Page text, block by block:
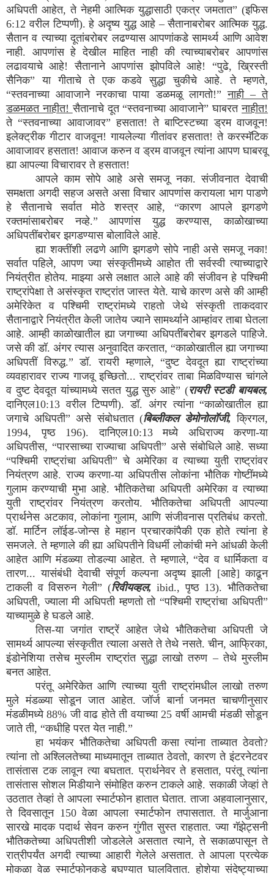
अधिपती आहेत, ते नेहमी आत्मिक युद्धासाठी एकत्र जमतात” (इफिस
6:12 वरील टिप्पणी). हे अदृष्य युद्ध आहे – सैतानाबरोबर आत्मिक युद्ध.
सैतान व त्याच्या दूतांबरोबर लढण्यास आपणांकडे सामर्थ्य आणि आवेश
नाही. आपणांस हे देखील माहित नाही की त्याच्याबरोबर आपणांस
लढावयाचे आहे! सैतानाने आपणांस झोपविले आहे! “पुढे, ख्रिस्ती
सैनिक” या गीताचे ते एक कडवे सुद्धा चुकीचे आहे. ते म्हणते,
“स्तवनाच्या आवाजाने नरकाचा पाया डळमळू लागतो!”नाही – ते
डळमळत नाहीत!सैतानाचे दूत “स्तवनाच्या आवाजाने” घाबरतनाहीत!
ते “स्तवनाच्या आवाजावर” हसतात! ते बाप्टिस्टच्या ड्रम वाजवून!
इलेक्ट्रीक गीटार वाजवून! गायलेल्या गीतांवर हसतात! ते करस्मॅटिक
आवाजावर हसतात! आवाज करुन व ड्रम वाजवून त्यांना आपण घाबरवू
ह्या आपल्या विचारावर ते हसतात!
आपले काम सोपे आहे असे समजू नका. संजीवनात देवाची
समक्षता अगदी सहज असते असा विचार आपणांस करायला भाग पाडणे
हे सैतानाचे सर्वात मोठे शस्त्र आहे, “कारण आपले झगडणे
रक्तमांसाबरोबर नव्हे.” आपणांस युद्ध करण्यास, काळोखाच्या
अधिपतींबरोबर झगडण्यास बोलाविले आहे.
ह्या शक्तींशी लढणे आणि झगडणे सोपे नाही असे समजू नका!
सर्वात पहिले, आपण ज्या संस्कृतीमध्ये आहोत ती सर्वस्वी त्याच्याद्वारे
नियंत्रीत होतेय. माझ्या असे लक्षात आले आहे की संजीवन हे पश्चिमी
राष्ट्रांपेक्षा ते असंस्कृत राष्ट्रांत जास्त येते. याचे कारण असे की आम्ही
अमेरिकेत व पश्चिमी राष्ट्रांमध्ये राहतो जेथे संस्कृती ताकदवार
सैतानाद्वारे नियंत्रीत केली जातेय ज्याने सामर्थ्याने आम्हांवर ताबा घेतला
आहे. आम्ही काळोखातील ह्या जगाच्या अधिपतींबरोबर झगडले पाहिजे.
जसे की डॉ. अंगर त्यास अनुवादित करतात, “काळोखातील ह्या जगाच्या
अधिपतीं विरुद्ध.” डॉ. रायरी म्हणाले, “दुष्ट देवदूत ह्या राष्ट्रांच्या
व्यवहारावर राज्य गाजवू इच्छितो... राष्ट्रांवर ताबा मिळविण्यास चांगले
व दुष्ट देवदूत यांच्यामध्ये सतत युद्ध सुरु आहे” (रायरी स्टडी बायबल,
दानिएल10:13 वरील टिप्पणी). डॉ. अंगर त्यांना “काळोखातील ह्या
जगाचे अधिपती” असे संबोधतात (बिब्लीकल डेमोनोलॉजी,क्रिगल,
1994, पृष्ठ 196). दानिएल10:13 मध्ये अधिराज्य करणा-या
अधिपतीस, “पारसाच्या राज्याचा अधिपती” असे संबोधिले आहे. सध्या
“पश्चिमी राष्ट्रांचा अधिपती” चे अमेरिका व त्याच्या युती राष्ट्रांवर
नियंत्रण आहे. राज्य करणा-या अधिपतीस लोकांना भौतिक गोष्टींमध्ये
गुलाम करण्याची मुभा आहे. भौतिकतेचा अधिपती अमेरिका व त्याच्या
युती राष्ट्रांवर नियंत्रण करतोय. भौतिकतेचा अधिपती आपल्या
प्रार्थनेस अटकाव, लोकांना गुलाम, आणि संजीवनास प्रतिबंध करतो.
डॉ. मार्टिन लॉईड-जोन्स हे महान प्रचारकांपैकी एक होते त्यांना हे
समजले. ते म्हणाले की ह्या अधिपतीने विधर्मी लोकांची मने आंधळी केली
आहेत आणि मंडळ्या तोडल्या आहेत. ते म्हणाले, “देव व धार्मिकता व
तारण... यासंबंधी देवाची संपूर्ण कल्पना अदृष्य झाली [आहे] काढून
टाकली व विसरुन गेली” (रिवीयव्हल,ibid., पृष्ठ 13). भौतिकतेचा
अधिपती, ज्याला मी अधिपती म्हणतो तो “पश्चिमी राष्ट्रांचा अधिपती”
याच्यामुळे हे घडले आहे.
तिस-या जगांत राष्ट्रें आहेत जेथे भौतिकतेचा अधिपती जे
सामर्थ्य आपल्या संस्कृतीत त्याला असते ते तेथे नसते. चीन, आफ्रिका,
इंडोनेशिया तसेच मुस्लीम राष्ट्रांत सुद्धा लाखो तरुण – तेथे मुस्लीम
बनत आहेत.
परंतू अमेरिकेत आणि त्याच्या युती राष्ट्रांमधील लाखो तरुण
मुले मंडळ्या सोडून जात आहेत. जॉर्ज बार्ना जनमत चाचणीनुसार
मंडळीमध्ये 88% जी वाढ होते ती वयाच्या 25 वर्षी आमची मंडळी सोडून
जाते ती, “कधीहि परत येत नाही.”
हा भयंकर भौतिकतेचा अधिपती कसा त्यांना ताब्यात ठेवतो?
त्यांना तो अश्लिलतेच्या माध्यमातून ताब्यात ठेवतो, कारण ते इंटरनेटवर
तासंतास टक लावून त्या बघतात. प्रार्थनेवर ते हसतात, परंतू त्यांना
तासंतास सोशल मिडीयाने संमोहित करुन टाकले आहे. सकाळी जेव्हां ते
उठतात तेव्हां ते आपला स्मार्टफोन हातात घेतात. ताजा अहवालानुसार,
ते दिवसातून 150 वेळा आपला स्मार्टफोन तपासतात. ते मार्जुआना
सारखे मादक पदार्थ सेवन करुन गुंगीत सुस्त राहतात. ज्या गॅझेट्सनी
भौतिकतेच्या अधिपतीशी जोडलेले असतात त्याने, ते सकाळपासून ते
रात्रीपर्यंत अगदी त्याच्या आहारी गेलेले असतात. ते आपला प्रत्येक
मोकळा वेळ स्मार्टफोनकडे बघण्यात घालवितात. होशेया संदेष्ट्याच्या